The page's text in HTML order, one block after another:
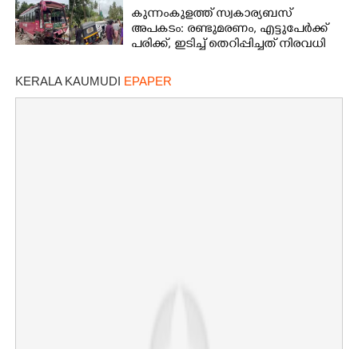
കുന്നംകുളത്ത് സ്വകാര്യബസ്
അപകടം: രണ്ടുമരണം, എട്ടുപേർക്ക്
പരിക്ക്, ഇടിച്ച് തെറിപ്പിച്ചത് നിരവധി
KERALA KAUMUDI EPAPER